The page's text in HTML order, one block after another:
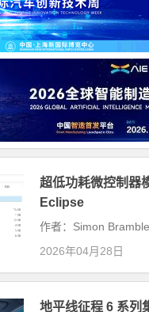
超低功耗微控制器
Eclipse
作者：Simon
2026年04月28日
地平线征程 6 系